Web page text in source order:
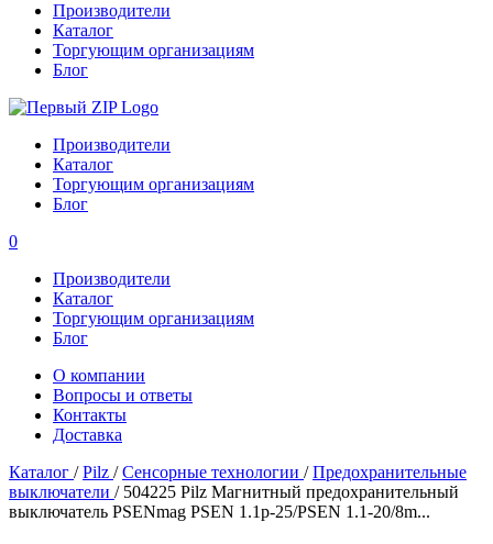
Производители
Каталог
Торгующим организациям
Блог
Производители
Каталог
Торгующим организациям
Блог
0
Производители
Каталог
Торгующим организациям
Блог
О компании
Вопросы и ответы
Контакты
Доставка
Каталог /Pilz /Сенсорные технологии /Предохранительные
выключатели / 504225 Pilz Магнитный предохранительный
выключатель PSENmag PSEN 1.1p-25/PSEN 1.1-20/8m...